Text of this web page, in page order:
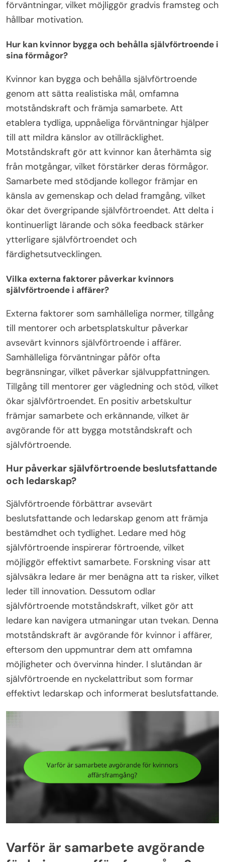
förväntningar, vilket möjliggör gradvis framsteg och
hållbar motivation.
Hur kan kvinnor bygga och behålla självförtroende i
sina förmågor?
Kvinnor kan bygga och behålla självförtroende
genom att sätta realistiska mål, omfamna
motståndskraft och främja samarbete. Att
etablera tydliga, uppnåeliga förväntningar hjälper
till att mildra känslor av otillräcklighet.
Motståndskraft gör att kvinnor kan återhämta sig
från motgångar, vilket förstärker deras förmågor.
Samarbete med stödjande kollegor främjar en
känsla av gemenskap och delad framgång, vilket
ökar det övergripande självförtroendet. Att delta i
kontinuerligt lärande och söka feedback stärker
ytterligare självförtroendet och
färdighetsutvecklingen.
Vilka externa faktorer påverkar kvinnors
självförtroende i affärer?
Externa faktorer som samhälleliga normer, tillgång
till mentorer och arbetsplatskultur påverkar
avsevärt kvinnors självförtroende i affärer.
Samhälleliga förväntningar påför ofta
begränsningar, vilket påverkar självuppfattningen.
Tillgång till mentorer ger vägledning och stöd, vilket
ökar självförtroendet. En positiv arbetskultur
främjar samarbete och erkännande, vilket är
avgörande för att bygga motståndskraft och
självförtroende.
Hur påverkar självförtroende beslutsfattande
och ledarskap?
Självförtroende förbättrar avsevärt
beslutsfattande och ledarskap genom att främja
bestämdhet och tydlighet. Ledare med hög
självförtroende inspirerar förtroende, vilket
möjliggör effektivt samarbete. Forskning visar att
självsäkra ledare är mer benägna att ta risker, vilket
leder till innovation. Dessutom odlar
självförtroende motståndskraft, vilket gör att
ledare kan navigera utmaningar utan tvekan. Denna
motståndskraft är avgörande för kvinnor i affärer,
eftersom den uppmuntrar dem att omfamna
möjligheter och övervinna hinder. I slutändan är
självförtroende en nyckelattribut som formar
effektivt ledarskap och informerat beslutsfattande.
Varför är samarbete avgörande